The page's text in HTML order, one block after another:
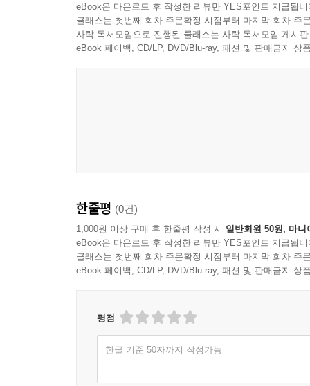
고기를 좀 더 작게 자르면 더 빠르게 익힐 수 있을
더 많은 것을 할 수 있다는 의미가 된다. 시즈닝럽
생각해야 한다고 한 말을 기억하는가? 따라서 표
있게 된다. 이것이 왜 불을 조절해야 하는지, 그
저자가 소개하는 물리학의 아주 단순한 원리만 이
그릴 바비큐는 특별한 경험이다. 주방을 벗어
eBook은 다운로드 후 작성한 리뷰만 YES포인트 지급됩니
클래스는 첫번째 회차 주문확정 시점부터 마지막 회차 주
사락 독서모임으로 진행된 클래스는 사락 독서모임 게시
eBook 페이백, CD/LP, DVD/Blu-ray, 패션 및 판매금지 상
한줄평 (0건)
1,000원 이상 구매 후 한줄평 작성 시 일반회원 50원, 마니
eBook은 다운로드 후 작성한 리뷰만 YES포인트 지급됩니
클래스는 첫번째 회차 주문확정 시점부터 마지막 회차 주
eBook 페이백, CD/LP, DVD/Blu-ray, 패션 및 판매금지 상
평점
한글 기준 50자까지 작성가능